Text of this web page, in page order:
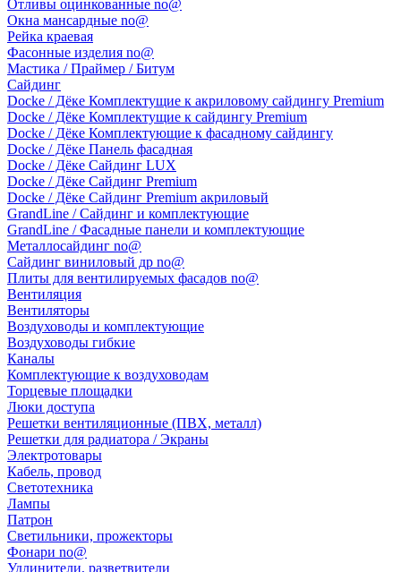
Отливы оцинкованные no@
Окна мансардные no@
Рейка краевая
Фасонные изделия no@
Мастика / Праймер / Битум
Сайдинг
Docke / Дёке Комплектущие к акриловому сайдингу Premium
Docke / Дёке Комплектущие к сайдингу Premium
Docke / Дёке Комплектующие к фасадному сайдингу
Docke / Дёке Панель фасадная
Docke / Дёке Сайдинг LUX
Docke / Дёке Сайдинг Premium
Docke / Дёке Сайдинг Premium акриловый
GrandLine / Сайдинг и комплектующие
GrandLine / Фасадные панели и комплектующие
Металлосайдинг no@
Сайдинг виниловый др no@
Плиты для вентилируемых фасадов no@
Вентиляция
Вентиляторы
Воздуховоды и комплектующие
Воздуховоды гибкие
Каналы
Комплектующие к воздуховодам
Торцевые площадки
Люки доступа
Решетки вентиляционные (ПВХ, металл)
Решетки для радиатора / Экраны
Электротовары
Кабель, провод
Светотехника
Лампы
Патрон
Светильники, прожекторы
Фонари no@
Удлинители, разветвители